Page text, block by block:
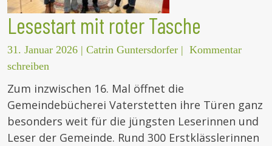
Lesestart mit roter Tasche
31. Januar 2026 | Catrin Guntersdorfer | Kommentar
schreiben
Zum inzwischen 16. Mal öffnet die
Gemeindebücherei Vaterstetten ihre Türen ganz
besonders weit für die jüngsten Leserinnen und
Leser der Gemeinde. Rund 300 Erstklässlerinnen